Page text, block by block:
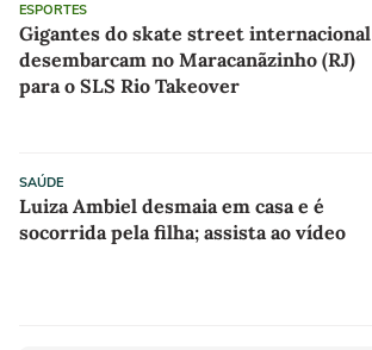
ESPORTES
Gigantes do skate street internacional
desembarcam no Maracanãzinho (RJ)
para o SLS Rio Takeover
SAÚDE
Luiza Ambiel desmaia em casa e é
socorrida pela filha; assista ao vídeo